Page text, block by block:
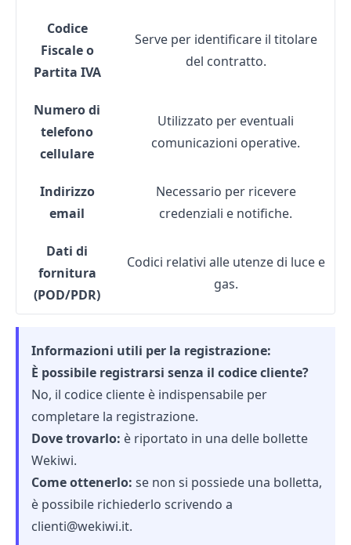
Codice
Fiscale o
Partita IVA
Serve per identificare il titolare
del contratto.
Numero di
telefono
cellulare
Utilizzato per eventuali
comunicazioni operative.
Indirizzo
email
Necessario per ricevere
credenziali e notifiche.
Dati di
fornitura
(POD/PDR)
Codici relativi alle utenze di luce e
gas.
Informazioni utili per la registrazione:
È possibile registrarsi senza il codice cliente?
No, il codice cliente è indispensabile per
completare la registrazione.
Dove trovarlo: è riportato in una delle bollette
Wekiwi.
Come ottenerlo: se non si possiede una bolletta,
è possibile richiederlo scrivendo a
clienti@wekiwi.it.